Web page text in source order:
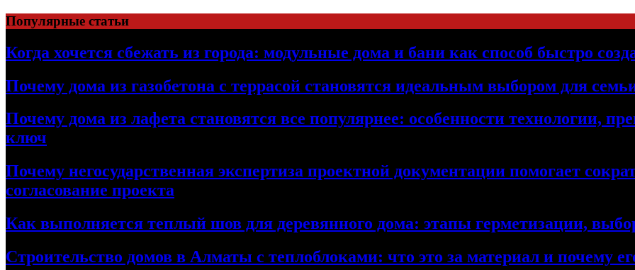
Перейти
к
содержимому
Популярные статьи
Когда хочется сбежать из города: модульные дома и бани как способ быстро
Почему дома из газобетона с террасой становятся идеальным выбором для
Почему дома из лафета становятся все популярнее: особенности технологии,
ключ
Почему негосударственная экспертиза проектной документации помогает
согласование проекта
Как выполняется теплый шов для деревянного дома: этапы герметизации,
Строительство домов в Алматы с теплоблоками: что это за материал и почему